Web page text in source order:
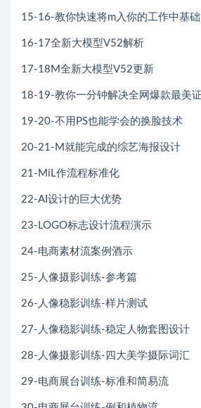
15-16-教你快速将m入你的工作中基
16-17全新大模型V52解析
17-18M全新大模型V52更新
18-19-教你一分钟解决全网爆款最美
19-20-不用PS也能学会的换脸技术
20-21-M就能完成的综艺海报设计
21-MiL作流程标准化
22-AI设计的巨大优势
23-LOGO标志设计流程演示
24-电商素材流案例酒示
25-人像摄影训练-参考篇
26-人像稳影训练-样片测试
27-人像稳影训练-稳定人物套图设计
28-人像摄影训练-四大美学摄际词汇
29-电商展台训练-标准和简易流